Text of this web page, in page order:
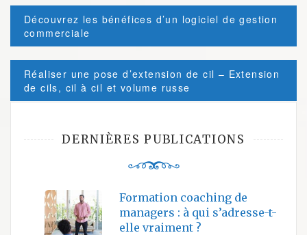
Post
navigation
Découvrez les bénéfices d’un logiciel de gestion
commerciale
Réaliser une pose d’extension de cil – Extension
de cils, cil à cil et volume russe
DERNIÈRES PUBLICATIONS
Formation coaching de
managers : à qui s’adresse-t-
elle vraiment ?